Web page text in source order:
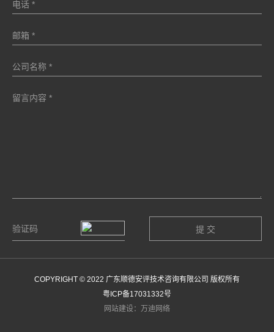
COPYRIGHT © 2022 广东顺德安评技术咨询有限公司 版权所有
粤ICP备17031332号
网站建设：万迪网络